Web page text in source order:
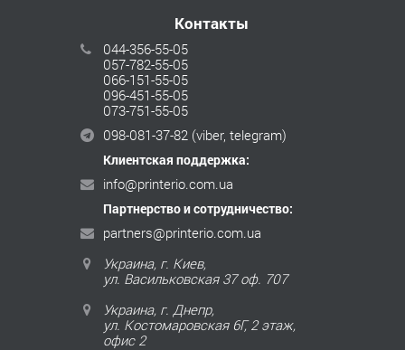
Контакты
044-356-55-05
057-782-55-05
066-151-55-05
096-451-55-05
073-751-55-05
098-081-37-82 (viber, telegram)
Клиентская поддержка:
info@printerio.com.ua
Партнерство и сотрудничество:
partners@printerio.com.ua
Украина, г. Киев,
ул. Васильковская 37 оф. 707
Украина, г. Днепр,
ул. Костомаровская 6Г, 2 этаж,
офис 2